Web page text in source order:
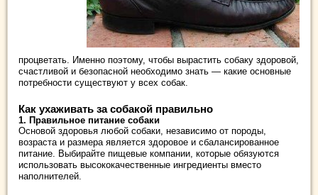
процветать. Именно поэтому, чтобы вырастить собаку здоровой,
счастливой и безопасной необходимо знать — какие основные
потребности существуют у всех собак.
Как ухаживать за собакой правильно
1. Правильное питание собаки
Основой здоровья любой собаки, независимо от породы,
возраста и размера является здоровое и сбалансированное
питание. Выбирайте пищевые компании, которые обязуются
использовать высококачественные ингредиенты вместо
наполнителей.